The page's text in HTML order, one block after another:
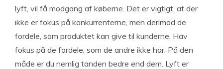
lyft, vil få modgang af køberne. Det er vigtigt, at der
ikke er fokus på konkurrenterne, men derimod de
fordele, som produktet kan give til kunderne. Hav
fokus på de fordele, som de andre ikke har. På den
måde er du nemlig tanden bedre end dem. Lyft er